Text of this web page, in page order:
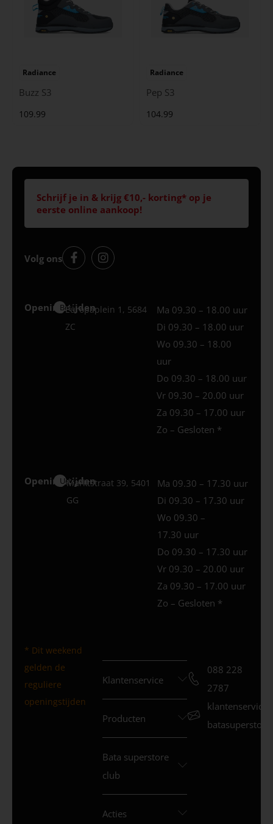
Radiance
Buzz S3
109.99
Radiance
Pep S3
104.99
Schrijf je in & krijg €10,- korting* op je
eerste online aankoop!
Volg ons
Openingstijden
Best
Europaplein 1, 5684
ZC
Ma 09.30 – 18.00 uur
Di 09.30 – 18.00 uur
Wo 09.30 – 18.00
uur
Do 09.30 – 18.00 uur
Vr 09.30 – 20.00 uur
Za 09.30 – 17.00 uur
Zo – Gesloten *
Openingstijden
Uden
Marktstraat 39, 5401
GG
Ma 09.30 – 17.30 uur
Di 09.30 – 17.30 uur
Wo 09.30 –
17.30 uur
Do 09.30 – 17.30 uur
Vr 09.30 – 20.00 uur
Za 09.30 – 17.00 uur
Zo – Gesloten *
* Dit weekend
gelden de
reguliere
openingstijden
Klantenservice
Producten
Bata superstore
club
Acties
088 228
2787